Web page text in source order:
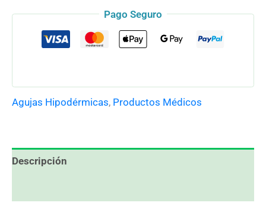
Pago Seguro
Agujas Hipodérmicas, Productos Médicos
Descripción